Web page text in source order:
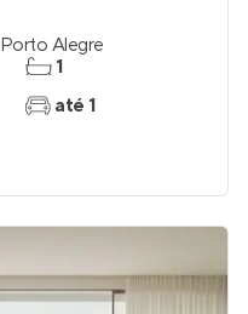
Porto Alegre
1
até 1